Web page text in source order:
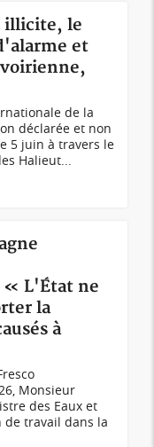
illicite, le
et
de la
déclarée et non
5 juin à travers le
Halieut...
« L'État ne
la
à
Monsieur
des Eaux et
de travail dans la